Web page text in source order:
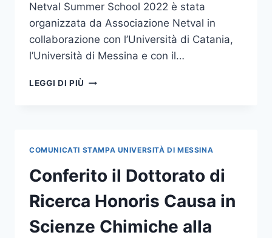
Netval Summer School 2022 è stata
organizzata da Associazione Netval in
collaborazione con l’Università di Catania,
l’Università di Messina e con il…
LEGGI DI PIÙ CONCLUSA
TRASFERIMENTO
TECNOLOGICO
COMUNICATI STAMPA UNIVERSITÀ DI MESSINA
Conferito il Dottorato di
Ricerca Honoris Causa in
Scienze Chimiche alla